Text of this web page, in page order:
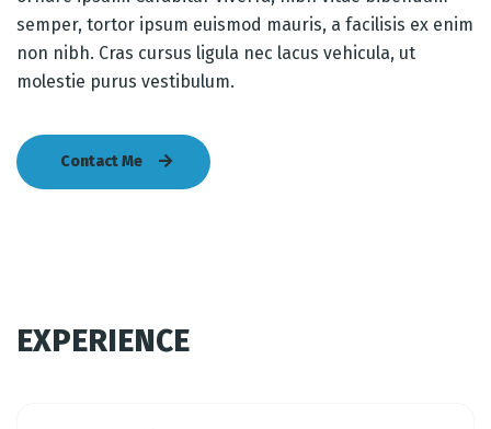
semper, tortor ipsum euismod mauris, a facilisis ex enim
non nibh. Cras cursus ligula nec lacus vehicula, ut
molestie purus vestibulum.
Contact Me
EXPERIENCE